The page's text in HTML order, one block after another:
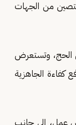
من الجهات
الحج، وتستعرض
كفاءة الجاهزية
متنوعًا يضم أكثر من 15 جلسة حوارية، و6 كلمات رئيسية، و3 ورش عمل، إلى جانب